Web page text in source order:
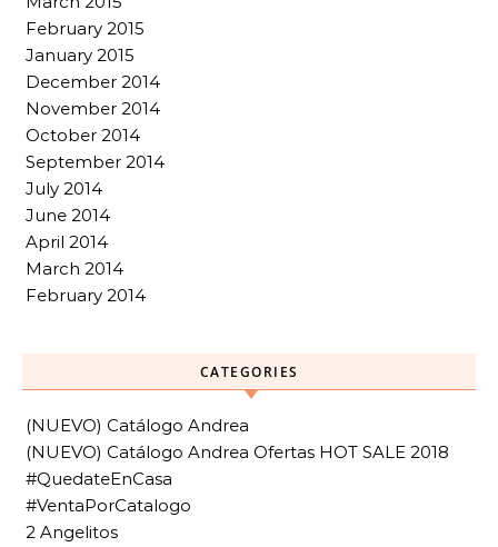
February 2015
January 2015
December 2014
November 2014
October 2014
September 2014
July 2014
June 2014
April 2014
March 2014
February 2014
CATEGORIES
(NUEVO) Catálogo Andrea
(NUEVO) Catálogo Andrea Ofertas HOT SALE 2018
#QuedateEnCasa
#VentaPorCatalogo
2 Angelitos